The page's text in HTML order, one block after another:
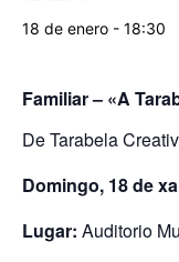
18 de enero - 18:30
Familiar – «A
De Tarabela
Domingo, 18 de
Lugar: Auditorio